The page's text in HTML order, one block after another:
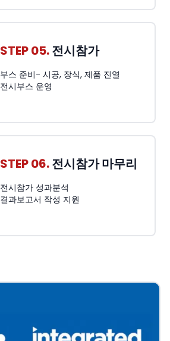
STEP 05.전시참가
부스 준비- 시공, 장식, 제품 진열
전시부스 운영
STEP 06.전시참가 마무리
전시참가 성과분석
결과보고서 작성 지원